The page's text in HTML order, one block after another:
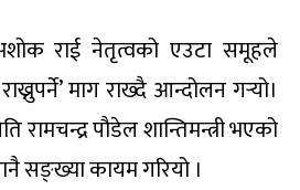
राई नेतृत्वको एउटा समूहले
माग राख्दै आन्दोलन गर्‍यो।
रामचन्द्र पौडेल शान्तिमन्त्री भएको
सङ्ख्या कायम गरियो ।